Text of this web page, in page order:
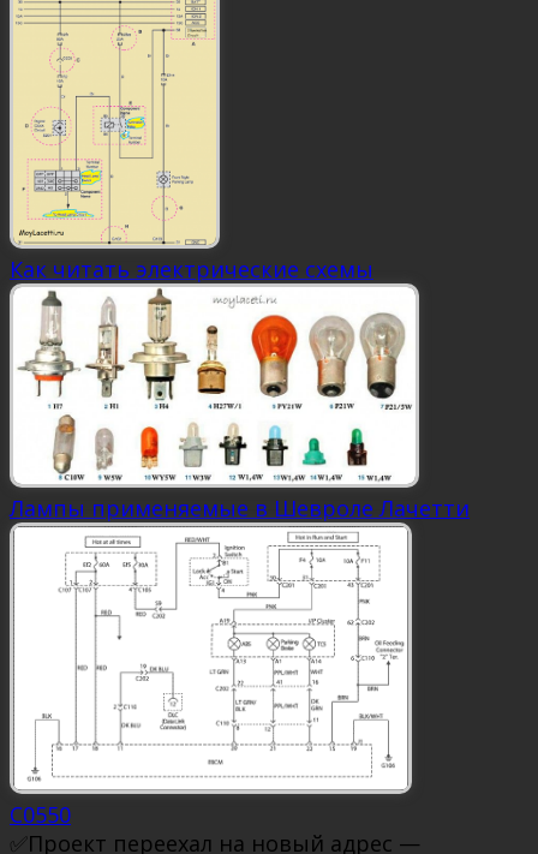
Как читать электрические схемы
Лампы применяемые в Шевроле Лачетти
C0550
✅Проект переехал на новый адрес —